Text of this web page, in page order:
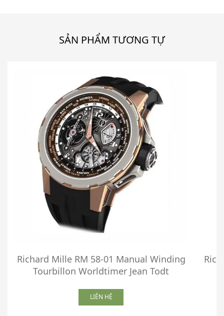
SẢN PHẨM TƯƠNG TỰ
Richard Mille RM 58-01 Manual Winding
Tourbillon Worldtimer Jean Todt
LIÊN HỆ